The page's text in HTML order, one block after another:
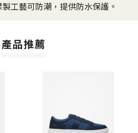
工藝可防潮，提供防水保護。
產品推薦